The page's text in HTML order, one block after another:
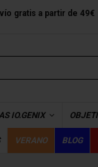
gratis a partir de 49€
IO.GENIX
VERANO BLOG